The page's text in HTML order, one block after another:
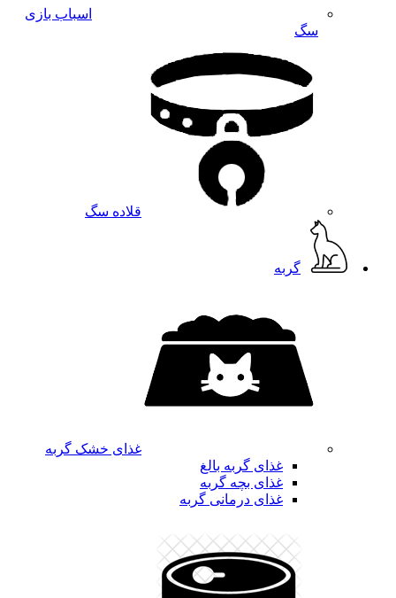
اسباب بازی
سگ
قلاده سگ
گربه
غذای خشک گربه
غذای گربه بالغ
غذای بچه گربه
غذای درمانی گربه